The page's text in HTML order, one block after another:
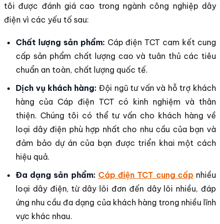
tôi được đánh giá cao trong ngành công nghiệp dây
điện vì các yếu tố sau:
Chất lượng sản phẩm: Cáp điện TCT cam kết cung
cấp sản phẩm chất lượng cao và tuân thủ các tiêu
chuẩn an toàn, chất lượng quốc tế.
Dịch vụ khách hàng:Đội ngũ tư vấn và hỗ trợ khách
hàng của Cáp điện TCT có kinh nghiệm và thân
thiện. Chúng tôi có thể tư vấn cho khách hàng về
loại dây điện phù hợp nhất cho nhu cầu của bạn và
đảm bảo dự án của bạn được triển khai một cách
hiệu quả.
Đa dạng sản phẩm: Cáp điện TCT cung cấp nhiều
loại dây điện, từ dây lõi đơn đến dây lõi nhiều, đáp
ứng nhu cầu đa dạng của khách hàng trong nhiều lĩnh
vực khác nhau.